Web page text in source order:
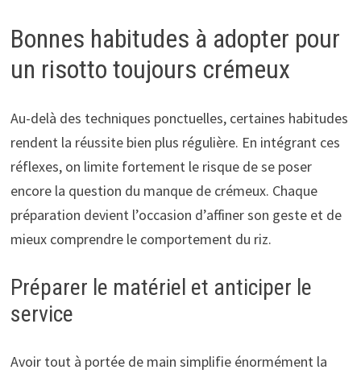
Bonnes habitudes à adopter pour
un risotto toujours crémeux
Au-delà des techniques ponctuelles, certaines habitudes
rendent la réussite bien plus régulière. En intégrant ces
réflexes, on limite fortement le risque de se poser
encore la question du manque de crémeux. Chaque
préparation devient l’occasion d’affiner son geste et de
mieux comprendre le comportement du riz.
Préparer le matériel et anticiper le
service
Avoir tout à portée de main simplifie énormément la